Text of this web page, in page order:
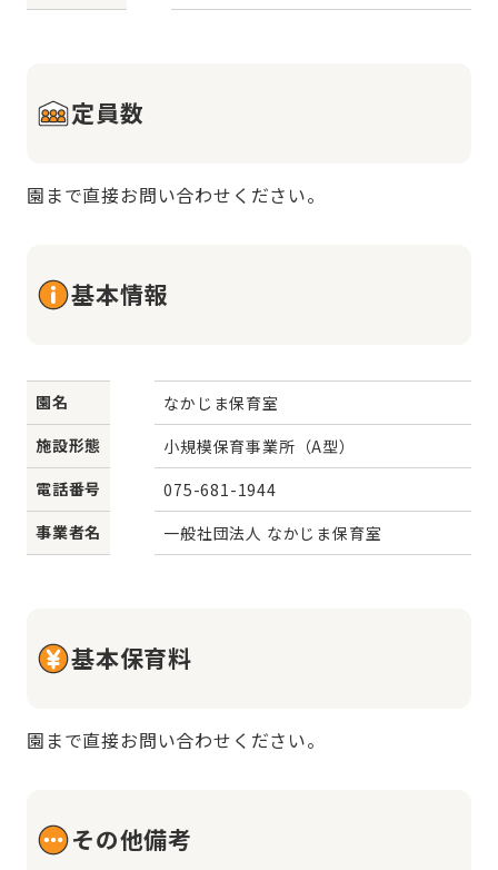
定員数
園まで直接お問い合わせください。
基本情報
園名
なかじま保育室
施設形態
小規模保育事業所（A型）
電話番号
075-681-1944
事業者名
一般社団法人 なかじま保育室
基本保育料
園まで直接お問い合わせください。
その他備考